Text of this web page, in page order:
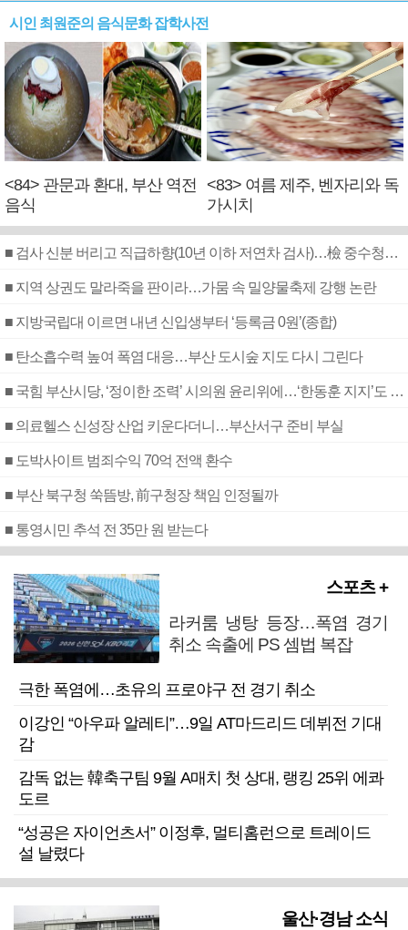
시인 최원준의 음식문화 잡학사전
<84> 관문과 환대, 부산 역전
음식
<83> 여름 제주, 벤자리와 독
가시치
■ 검사 신분 버리고 직급하향(10년 이하 저연차 검사)…檢 중수청행 기피
■ 지역 상권도 말라죽을 판이라…가뭄 속 밀양물축제 강행 논란
■ 지방국립대 이르면 내년 신입생부터 ‘등록금 0원’(종합)
■ 탄소흡수력 높여 폭염 대응…부산 도시숲 지도 다시 그린다
■ 국힘 부산시당, ‘정이한 조력’ 시의원 윤리위에…‘한동훈 지지’도 신고접수
■ 의료헬스 신성장 산업 키운다더니…부산서구 준비 부실
■ 도박사이트 범죄수익 70억 전액 환수
■ 부산 북구청 쑥뜸방, 前구청장 책임 인정될까
■ 통영시민 추석 전 35만 원 받는다
스포츠 +
라커룸 냉탕 등장…폭염 경기
취소 속출에 PS 셈법 복잡
극한 폭염에…초유의 프로야구 전 경기 취소
이강인 “아우파 알레티”…9일 AT마드리드 데뷔전 기대
감
감독 없는 韓축구팀 9월 A매치 첫 상대, 랭킹 25위 에콰
도르
“성공은 자이언츠서” 이정후, 멀티홈런으로 트레이드
설 날렸다
울산·경남 소식